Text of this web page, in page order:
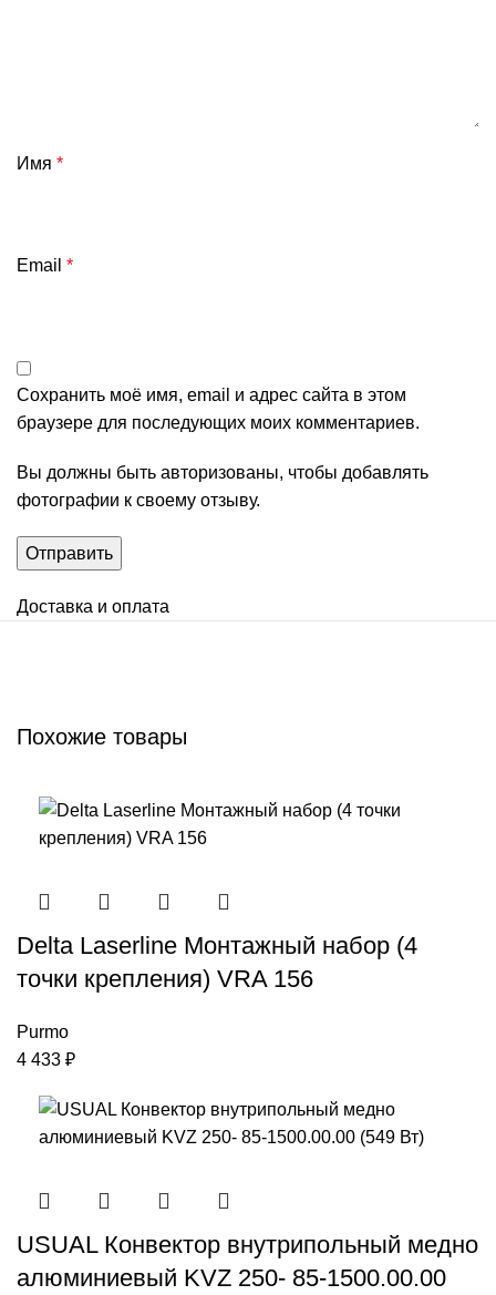
Имя *
Email *
Сохранить моё имя, email и адрес сайта в этом
браузере для последующих моих комментариев.
Вы должны быть авторизованы, чтобы добавлять
фотографии к своему отзыву.
Доставка и оплата
Похожие товары
Delta Laserline Монтажный набор (4
точки крепления) VRA 156
Purmo
4 433 ₽
USUAL Конвектор внутрипольный медно
алюминиевый KVZ 250- 85-1500.00.00